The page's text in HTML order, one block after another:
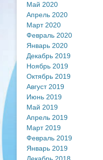
Май 2020
Апрель 2020
Март 2020
Февраль 2020
Январь 2020
Декабрь 2019
Ноябрь 2019
Октябрь 2019
Август 2019
Июнь 2019
Май 2019
Апрель 2019
Март 2019
Февраль 2019
Январь 2019